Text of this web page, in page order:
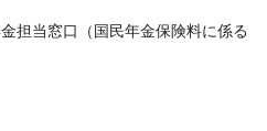
担当窓口（国民年金保険料に係る